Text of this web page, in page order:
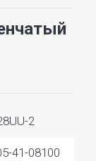
2
41-08100